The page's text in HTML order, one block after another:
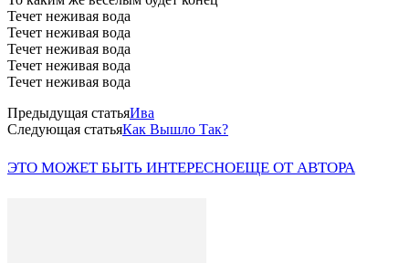
Течет неживая вода
Течет неживая вода
Течет неживая вода
Течет неживая вода
Течет неживая вода
Предыдущая статьяИва
Следующая статьяКак Вышло Так?
ЭТО МОЖЕТ БЫТЬ ИНТЕРЕСНОЕЩЕ ОТ АВТОРА